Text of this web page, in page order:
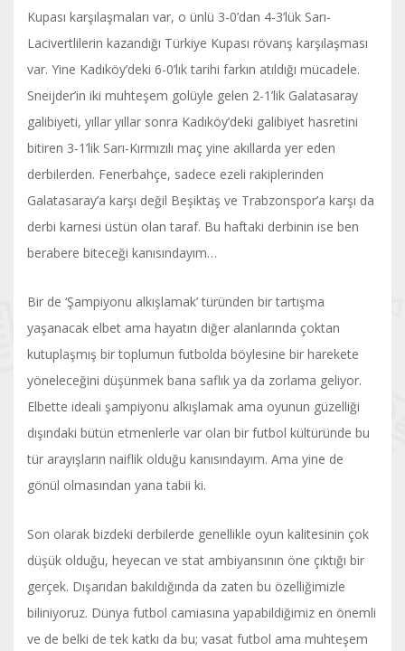
Kupası karşılaşmaları var, o ünlü 3-0’dan 4-3’lük Sarı-
Lacivertlilerin kazandığı Türkiye Kupası rövanş karşılaşması
var. Yine Kadıköy’deki 6-0’lık tarihi farkın atıldığı mücadele.
Sneijder’in iki muhteşem golüyle gelen 2-1’lik Galatasaray
galibiyeti, yıllar yıllar sonra Kadıköy’deki galibiyet hasretini
bitiren 3-1’lik Sarı-Kırmızılı maç yine akıllarda yer eden
derbilerden. Fenerbahçe, sadece ezeli rakiplerinden
Galatasaray’a karşı değil Beşiktaş ve Trabzonspor’a karşı da
derbi karnesi üstün olan taraf. Bu haftaki derbinin ise ben
berabere biteceği kanısındayım…
Bir de ‘Şampiyonu alkışlamak’ türünden bir tartışma
yaşanacak elbet ama hayatın diğer alanlarında çoktan
kutuplaşmış bir toplumun futbolda böylesine bir harekete
yöneleceğini düşünmek bana saflık ya da zorlama geliyor.
Elbette ideali şampiyonu alkışlamak ama oyunun güzelliği
dışındaki bütün etmenlerle var olan bir futbol kültüründe bu
tür arayışların naiflik olduğu kanısındayım. Ama yine de
gönül olmasından yana tabii ki.
Son olarak bizdeki derbilerde genellikle oyun kalitesinin çok
düşük olduğu, heyecan ve stat ambiyansının öne çıktığı bir
gerçek. Dışarıdan bakıldığında da zaten bu özelliğimizle
biliniyoruz. Dünya futbol camiasına yapabildiğimiz en önemli
ve de belki de tek katkı da bu; vasat futbol ama muhteşem